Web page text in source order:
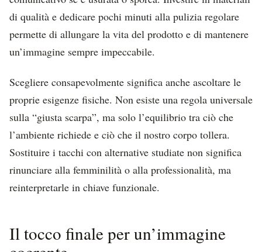
di qualità e dedicare pochi minuti alla pulizia regolare
permette di allungare la vita del prodotto e di mantenere
un’immagine sempre impeccabile.
Scegliere consapevolmente significa anche ascoltare le
proprie esigenze fisiche. Non esiste una regola universale
sulla “giusta scarpa”, ma solo l’equilibrio tra ciò che
l’ambiente richiede e ciò che il nostro corpo tollera.
Sostituire i tacchi con alternative studiate non significa
rinunciare alla femminilità o alla professionalità, ma
reinterpretarle in chiave funzionale.
Il tocco finale per un’immagine